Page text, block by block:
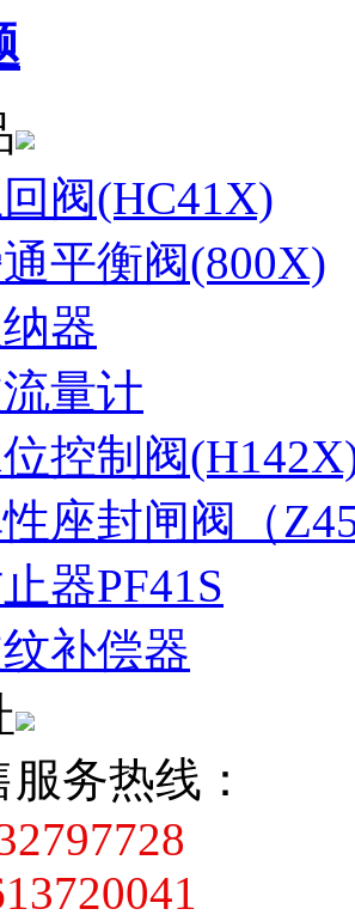
阀(HC41X)
平衡阀(800X)
器
量计
控制阀
座封闸阀（
器PF41S
补偿器
务热线：